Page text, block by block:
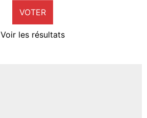
VOTER
Voir les résultats